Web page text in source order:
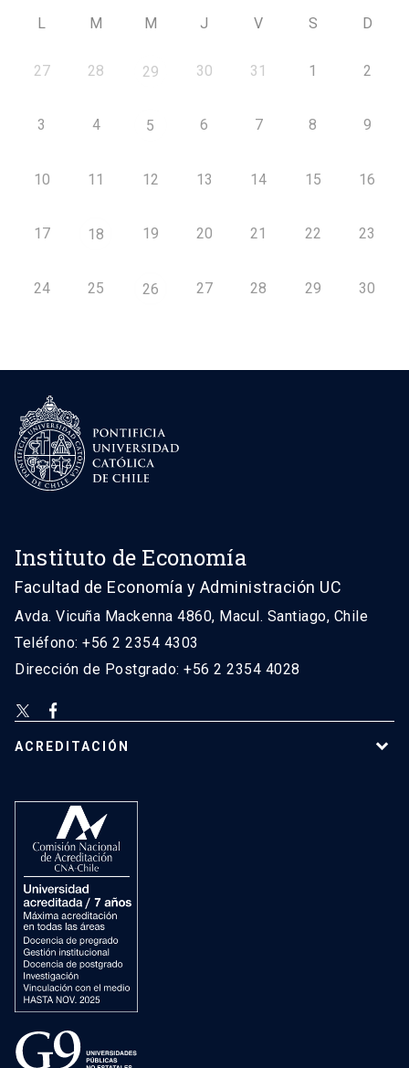
L M M J V S D
27 28 29 30 31 1 2
3 4 5 6 7 8 9
10 11 12 13 14 15 16
17 18 19 20 21 22 23
24 25 26 27 28 29 30
Instituto de Economía
Facultad de Economía y Administración UC
Avda. Vicuña Mackenna 4860, Macul. Santiago, Chile
Teléfono: +56 2 2354 4303
Dirección de Postgrado: +56 2 2354 4028
ACREDITACIÓN